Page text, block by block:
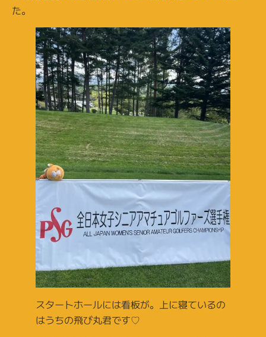
た。
スタートホールには看板が。上に寝ているの
はうちの飛び丸君です♡